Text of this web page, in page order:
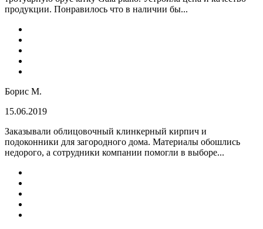
продукции. Понравилось что в наличии бы...
Борис М.
15.06.2019
Заказывали облицовочный клинкерный кирпич и
подоконники для загородного дома. Материалы обошлись
недорого, а сотрудники компании помогли в выборе...